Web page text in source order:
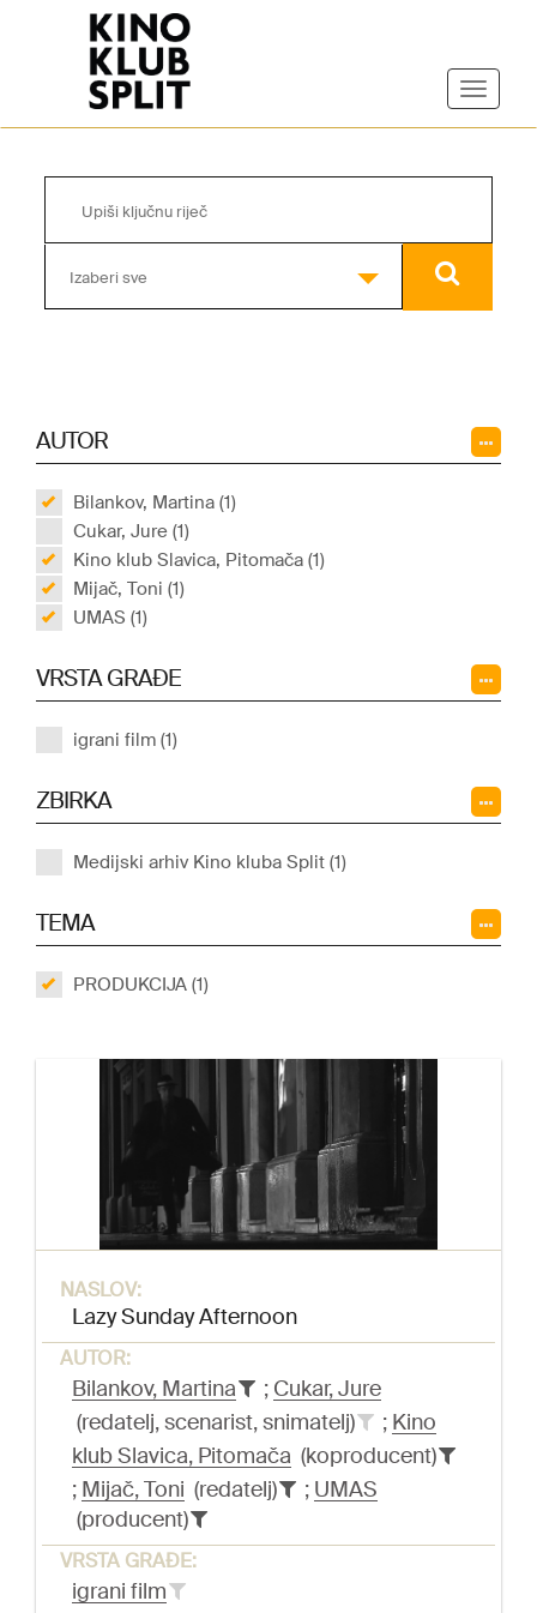
Izaberi sve
AUTOR
Bilankov, Martina (1)
Cukar, Jure (1)
Kino klub Slavica, Pitomača (1)
Mijač, Toni (1)
UMAS (1)
VRSTA GRAĐE
igrani film (1)
ZBIRKA
Medijski arhiv Kino kluba Split (1)
TEMA
PRODUKCIJA (1)
NASLOV:
Lazy Sunday Afternoon
AUTOR:
Bilankov, Martina ; Cukar, Jure
(redatelj, scenarist, snimatelj)
; Kino
klub Slavica, Pitomača (koproducent)
; Mijač, Toni (redatelj) ; UMAS
(producent)
VRSTA GRAĐE:
igrani film